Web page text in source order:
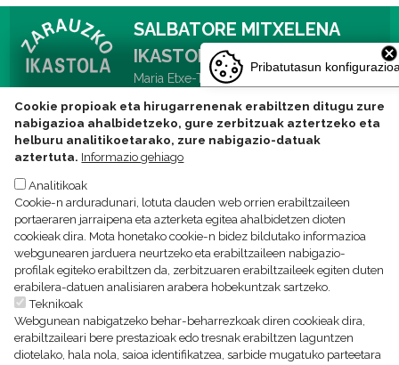
SALBATORE MITXELENA
IKASTOLA
Maria Etxe-Txiki kalea 14, 20800 Zarautz
ikastola@zarauzkoikastola.eus
Pribatutasun politika
Pribatutasun
Cookie propioak eta hirugarrenenak erabiltzen ditugu zure
nabigazioa ahalbidetzeko, gure zerbitzuak aztertzeko eta
helburu analitikoetarako, zure nabigazio-datuak
aztertuta. Informazio gehiago
Analitikoak
Cookie-n arduradunari, lotuta dauden web orrien erabiltzaileen
portaeraren jarraipena eta azterketa egitea ahalbidetzen dioten
cookieak dira. Mota honetako cookie-n bidez bildutako informazioa
webgunearen jarduera neurtzeko eta erabiltzaileen nabigazio-
profilak egiteko erabiltzen da, zerbitzuaren erabiltzaileek egiten duten
erabilera-datuen analisiaren arabera hobekuntzak sartzeko.
Teknikoak
Webgunean nabigatzeko behar-beharrezkoak diren cookieak dira,
erabiltzaileari bere prestazioak edo tresnak erabiltzen laguntzen
diotelako, hala nola, saioa identifikatzea, sarbide mugatuko parteetara